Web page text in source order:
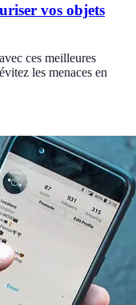
vos objets
ces meilleures
les menaces en